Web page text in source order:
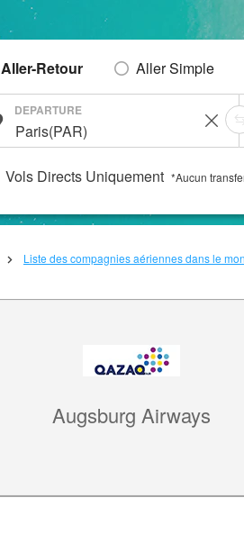
Aller-Retour Aller Simple
DEPARTURE
Vols Directs Uniquement *Aucun
Liste des compagnies aériennes dans le
Augsburg Airways